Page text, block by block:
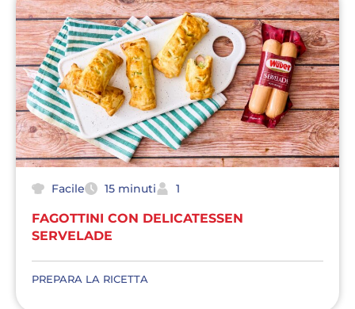
Facile 15 minuti 1
FAGOTTINI CON DELICATESSEN
SERVELADE
PREPARA LA RICETTA